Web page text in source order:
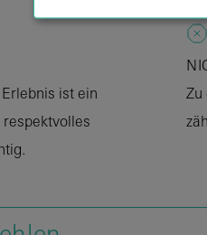
ist ein
Zu